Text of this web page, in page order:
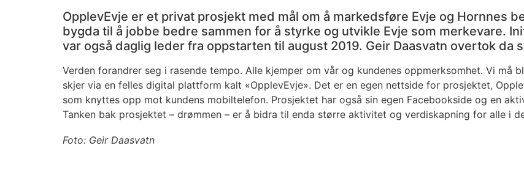
OpplevEvje er et privat prosjekt med mål om å markedsføre Evje og Hornnes
bygda til å jobbe bedre sammen for å styrke og utvikle Evje som merkevare.
var også daglig leder fra oppstarten til august 2019. Geir Daasvatn overtok da
Verden forandrer seg i rasende tempo. Alle kjemper om vår og kundenes oppmerksomhet. Vi må
skjer via en felles digital plattform kalt «OpplevEvje». Det er en egen nettside for prosjektet,
som knyttes opp mot kundens mobiltelefon. Prosjektet har også sin egen Facebookside og en
Tanken bak prosjektet – drømmen – er å bidra til enda større aktivitet og verdiskapning for alle i
Foto: Geir Daasvatn